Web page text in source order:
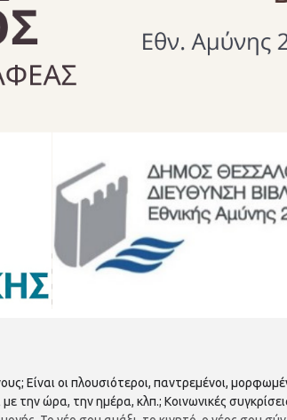
Είναι οι πλουσιότεροι, παντρεμένοι,
την ώρα, την ημέρα, κλπ.; Κοινωνικές